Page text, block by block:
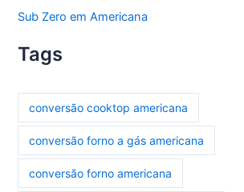
Sub Zero em Americana
Tags
conversão cooktop americana
conversão forno a gás americana
conversão forno americana